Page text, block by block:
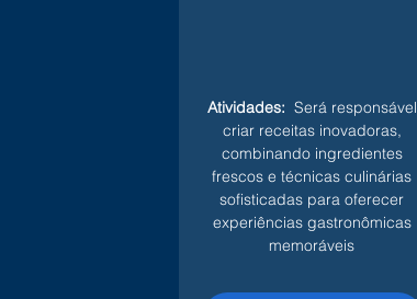
Atividades: Será responsável
criar receitas inovadoras,
combinando ingredientes
frescos e técnicas culinárias
sofisticadas para oferecer
experiências gastronômicas
memoráveis